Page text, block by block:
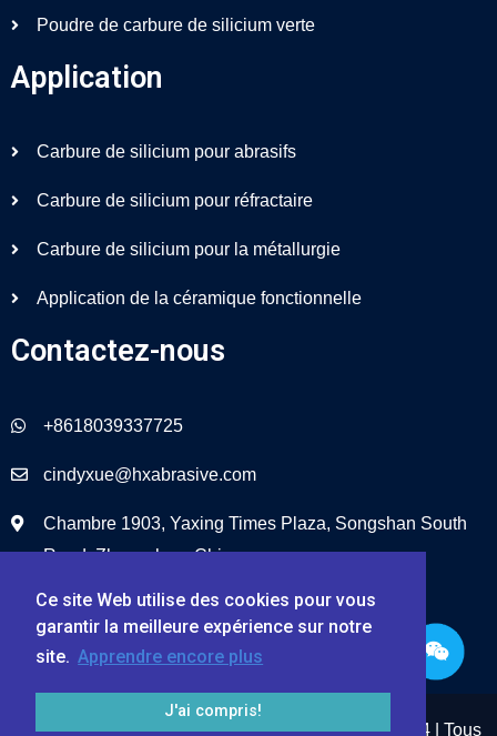
Ce site Web utilise des cookies pour vous
garantir la meilleure expérience sur notre
site. Apprendre encore plus
J'ai compris!
Poudre de carbure de silicium verte
Application
Carbure de silicium pour abrasifs
Carbure de silicium pour réfractaire
Carbure de silicium pour la métallurgie
Application de la céramique fonctionnelle
Contactez-nous
+8618039337725
cindyxue@hxabrasive.com
Chambre 1903, Yaxing Times Plaza, Songshan South
Road, Zhengzhou, Chine
Zhengzhou Haixu Abrasives Co., Ltd. © 1999 – 2024 | Tous